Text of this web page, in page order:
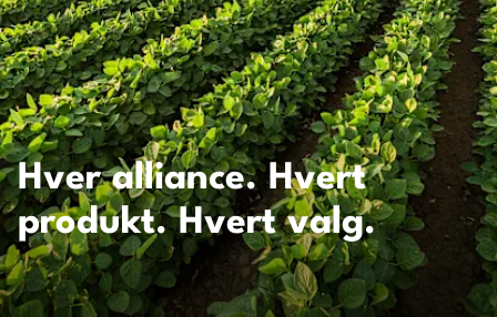
Hver alliance. Hvert
produkt. Hvert valg.